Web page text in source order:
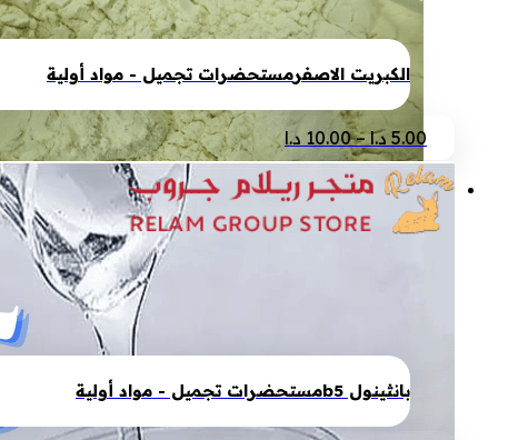
يمكن
اختيار
الخيارات
صفحة
المنتج
الكبريت الاصفرمستحضرات تجميل - مواد أولية
5.00 د.ا –
10.00 د.انطاق
السعر:
من
هناك
العديد
من
الأشكال
اختيار
الخيارات
بانثينول b5 مستحضرات تجميل - مواد أولية